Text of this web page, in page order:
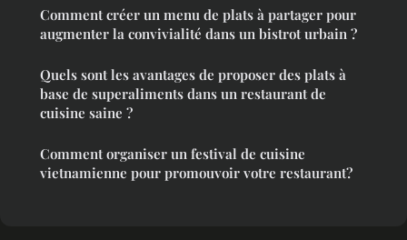
Comment créer un menu de plats à partager pour
augmenter la convivialité dans un bistrot urbain ?
Quels sont les avantages de proposer des plats à
base de superaliments dans un restaurant de
cuisine saine ?
Comment organiser un festival de cuisine
vietnamienne pour promouvoir votre restaurant?